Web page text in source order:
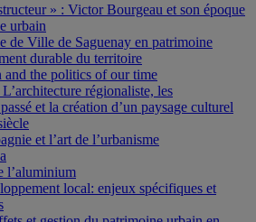
» : Victor Bourgeau et son époque
urbain
de Ville de Saguenay en patrimoine
durable du territoire
the politics of our time
régionaliste, les
et la création d’un paysage culturel
et l’art de l’urbanisme
l’aluminium
local: enjeux spécifiques et